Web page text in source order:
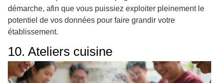
démarche, afin que vous puissiez exploiter pleinement le
potentiel de vos données pour faire grandir votre
établissement.
10. Ateliers cuisine